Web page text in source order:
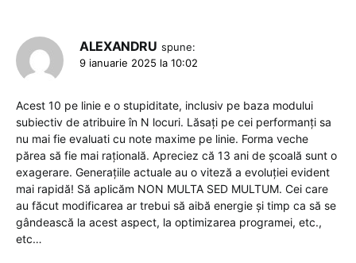
ALEXANDRU spune:
9 ianuarie 2025 la 10:02
Acest 10 pe linie e o stupiditate, inclusiv pe baza modului
subiectiv de atribuire în N locuri. Lăsați pe cei performanți sa
nu mai fie evaluati cu note maxime pe linie. Forma veche
părea să fie mai rațională. Apreciez că 13 ani de școală sunt o
exagerare. Generațiile actuale au o viteză a evoluției evident
mai rapidă! Să aplicăm NON MULTA SED MULTUM. Cei care
au făcut modificarea ar trebui să aibă energie și timp ca să se
gândească la acest aspect, la optimizarea programei, etc.,
etc…